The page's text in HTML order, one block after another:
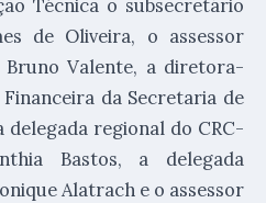
Técnica o subsecretário
de Oliveira, o assessor
Bruno Valente, a diretora-
da Secretaria de
delegada regional do CRC-
Bastos, a delegada
Alatrach e o assessor